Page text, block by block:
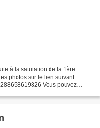
à la saturation de la 1ère
photos sur le lien suivant :
Vous pouvez